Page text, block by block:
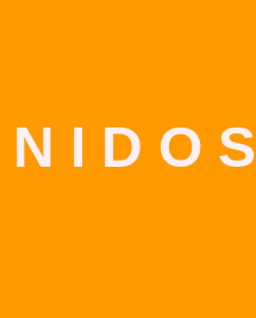
I D O S